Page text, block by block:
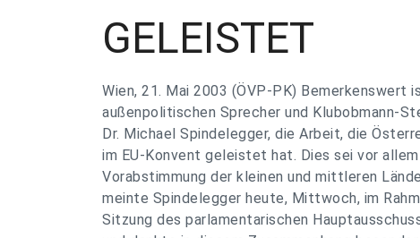
GELEISTET
Wien, 21. Mai 2003 (ÖVP-PK) Bemerkenswert
außenpolitischen Sprecher und Klubobmann-
Dr. Michael Spindelegger, die Arbeit, die
im EU-Konvent geleistet hat. Dies sei vor
Vorabstimmung der kleinen und mittleren
meinte Spindelegger heute, Mittwoch, im
Sitzung des parlamentarischen